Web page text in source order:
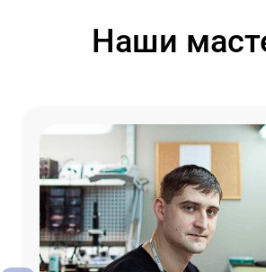
Наши